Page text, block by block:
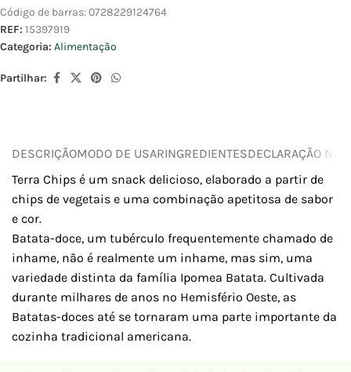
Código de barras:0728229124764
REF: 15397919
Categoria: Alimentação
Partilhar:
DESCRIÇÃOMODO DE USARINGREDIENTESDECLARAÇÃO
Terra Chips é um snack delicioso, elaborado a partir de
chips de vegetais e uma combinação apetitosa de sabor
e cor.
Batata-doce, um tubérculo frequentemente chamado de
inhame, não é realmente um inhame, mas sim, uma
variedade distinta da família Ipomea Batata. Cultivada
durante milhares de anos no Hemisfério Oeste, as
Batatas-doces até se tornaram uma parte importante da
cozinha tradicional americana.